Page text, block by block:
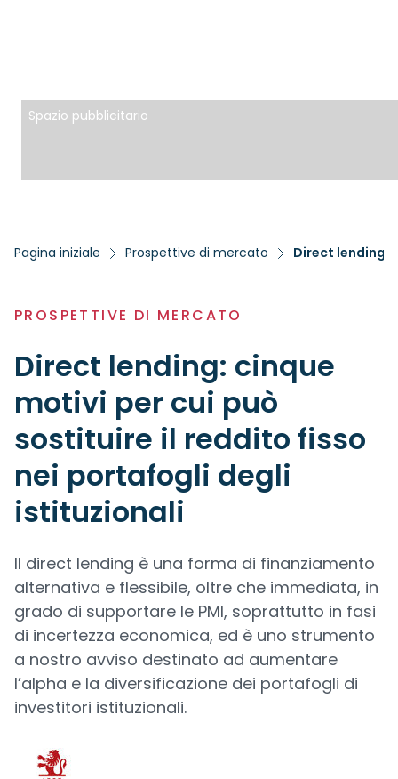
Spazio pubblicitario
Pagina iniziale Prospettive di mercato
PROSPETTIVE DI MERCATO
Direct lending: cinque
motivi per cui può
sostituire il reddito fisso
nei portafogli degli
istituzionali
Il direct lending è una forma di finanziamento
alternativa e flessibile, oltre che immediata, in
grado di supportare le PMI, soprattutto in fasi
di incertezza economica, ed è uno strumento
a nostro avviso destinato ad aumentare
l’alpha e la diversificazione dei portafogli di
investitori istituzionali.